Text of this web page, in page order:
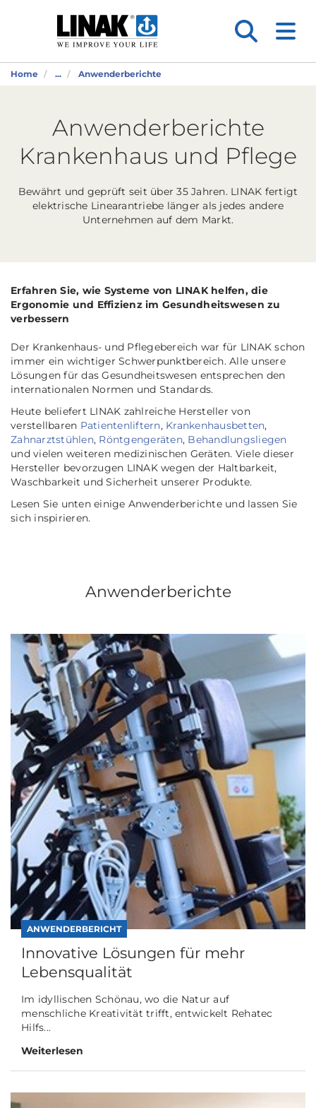
Home ... Anwenderberichte
Anwenderberichte
Krankenhaus und Pflege
Bewährt und geprüft seit über 35 Jahren. LINAK fertigt
elektrische Linearantriebe länger als jedes andere
Unternehmen auf dem Markt.
Erfahren Sie, wie Systeme von LINAK helfen, die
Ergonomie und Effizienz im Gesundheitswesen zu
verbessern
Der Krankenhaus- und Pflegebereich war für LINAK schon
immer ein wichtiger Schwerpunktbereich. Alle unsere
Lösungen für das Gesundheitswesen entsprechen den
internationalen Normen und Standards.
Heute beliefert LINAK zahlreiche Hersteller von
verstellbaren Patientenliftern, Krankenhausbetten,
Zahnarztstühlen, Röntgengeräten, Behandlungsliegen
und vielen weiteren medizinischen Geräten. Viele dieser
Hersteller bevorzugen LINAK wegen der Haltbarkeit,
Waschbarkeit und Sicherheit unserer Produkte.
Lesen Sie unten einige Anwenderberichte und lassen Sie
sich inspirieren.
Anwenderberichte
ANWENDERBERICHT
Innovative Lösungen für mehr
Lebensqualität
Im idyllischen Schönau, wo die Natur auf
menschliche Kreativität trifft, entwickelt Rehatec
Hilfs...
Weiterlesen